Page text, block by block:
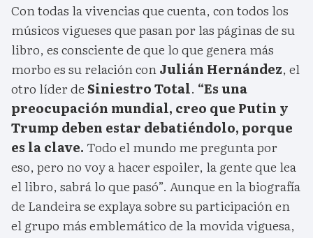
Con todas la vivencias que cuenta, con todos los
músicos vigueses que pasan por las páginas de su
libro, es consciente de que lo que genera más
morbo es su relación conJulián Hernández, el
otro líder deSiniestro Total. “Es una
preocupación mundial, creo que Putin y
Trump deben estar debatiéndolo, porque
es la clave. Todo el mundo me pregunta por
eso, pero no voy a hacer espoiler, la gente que lea
el libro, sabrá lo que pasó”. Aunque en la biografía
de Landeira se explaya sobre su participación en
el grupo más emblemático de la movida viguesa,